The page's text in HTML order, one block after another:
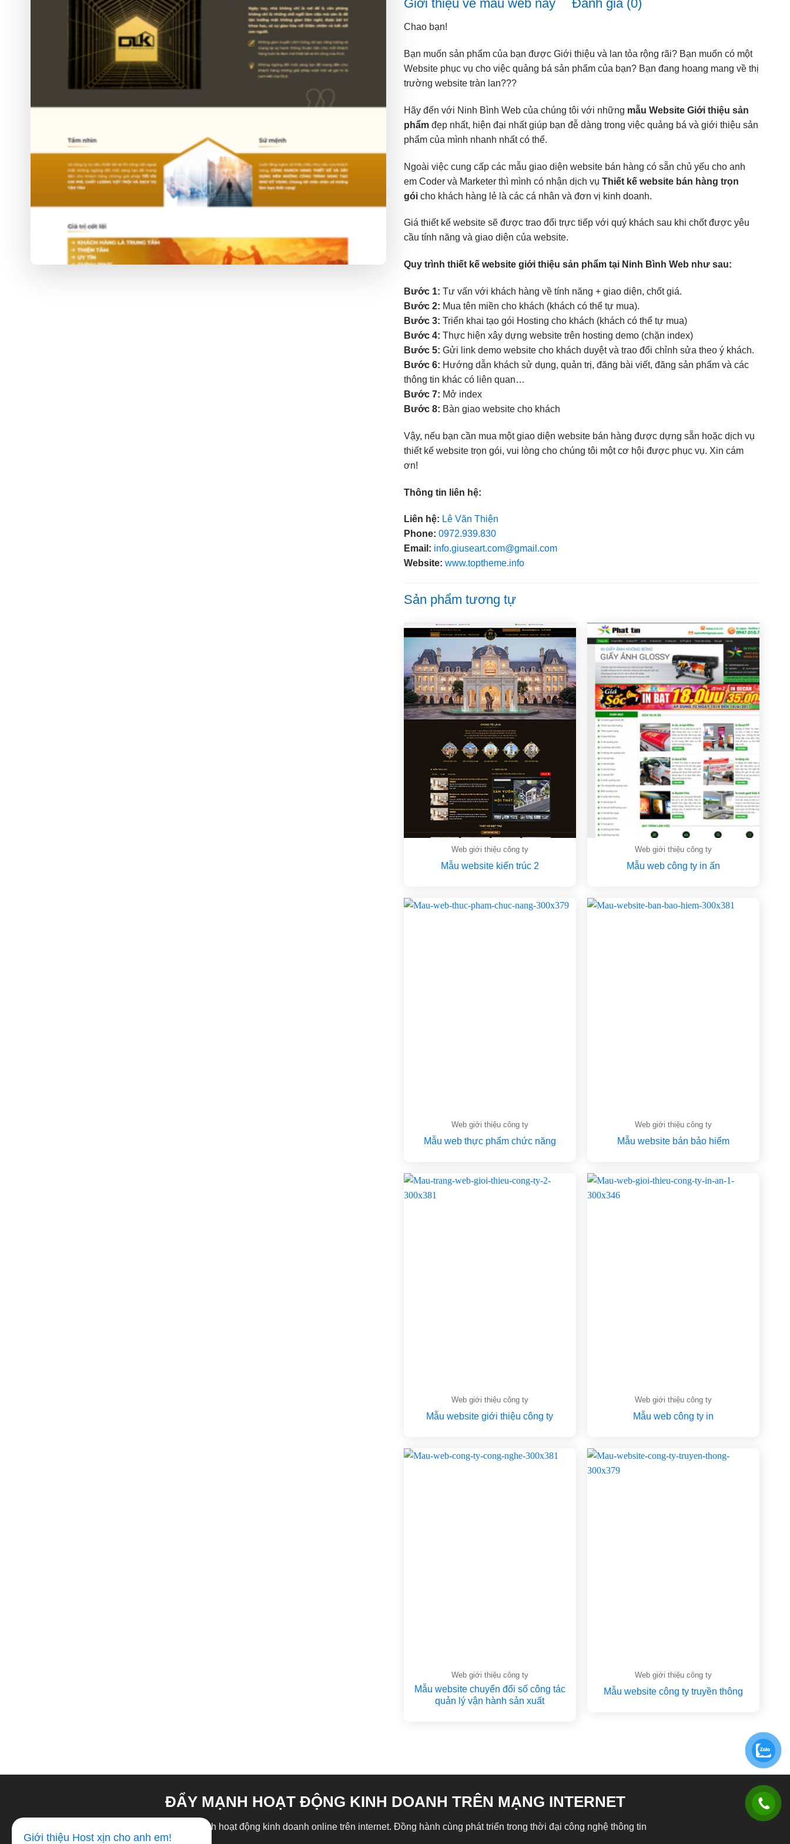
Giới thiệu về mẫu web này Đánh giá (0)
Chao bạn!
Bạn muốn sản phẩm của bạn được Giới thiệu và lan tỏa rộng rãi? Bạn muốn có một
Website phục vụ cho việc quảng bá sản phẩm của bạn? Bạn đang hoang mang về thị
trường website tràn lan???
Hãy đến với Ninh Bình Web của chúng tôi với những mẫu Website Giới thiệu sản
phẩm đẹp nhất, hiện đại nhất giúp bạn đễ dàng trong việc quảng bá và giới thiệu sản
phẩm của mình nhanh nhất có thể.
Ngoài việc cung cấp các mẫu giao diện website bán hàng có sẵn chủ yếu cho anh
em Coder và Marketer thì mình có nhận dịch vụ Thiết kế website bán hàng trọn
gói cho khách hàng lẻ là các cá nhân và đơn vị kinh doanh.
Giá thiết kế website sẽ được trao đổi trực tiếp với quý khách sau khi chốt được yêu
cầu tính năng và giao diện của website.
Quy trình thiết kế website giới thiệu sản phẩm tại Ninh Bình Web như sau:
Bước 1: Tư vấn với khách hàng về tính năng + giao diện, chốt giá.
Bước 2: Mua tên miền cho khách (khách có thể tự mua).
Bước 3: Triển khai tạo gói Hosting cho khách (khách có thể tự mua)
Bước 4: Thực hiện xây dựng website trên hosting demo (chặn index)
Bước 5: Gửi link demo website cho khách duyệt và trao đổi chỉnh sửa theo ý khách.
Bước 6: Hướng dẫn khách sử dụng, quản trị, đăng bài viết, đăng sản phẩm và các
thông tin khác có liên quan…
Bước 7: Mở index
Bước 8: Bàn giao website cho khách
Vậy, nếu bạn cần mua một giao diện website bán hàng được dựng sẵn hoặc dịch vụ
thiết kế website trọn gói, vui lòng cho chúng tôi một cơ hội được phục vụ. Xin cám
ơn!
Thông tin liên hệ:
Liên hệ: Lê Văn Thiện
Phone: 0972.939.830
Email: info.giuseart.com@gmail.com
Website: www.toptheme.info
Sản phẩm tương tự
Web giới thiệu công ty
Mẫu website kiến trúc 2
Web giới thiệu công ty
Mẫu web công ty in ấn
Web giới thiệu công ty
Mẫu web thực phẩm chức năng
Web giới thiệu công ty
Mẫu website bán bảo hiểm
Web giới thiệu công ty
Mẫu website giới thiệu công ty
Web giới thiệu công ty
Mẫu web công ty in
Web giới thiệu công ty
Mẫu website chuyển đổi số công tác
quản lý vận hành sản xuất
Web giới thiệu công ty
Mẫu website công ty truyền thông
ĐẨY MẠNH HOẠT ĐỘNG KINH DOANH TRÊN MẠNG INTERNET
Cơ hội đẩy mạnh hoạt động kinh doanh online trên internet. Đồng hành cùng phát triển trong thời đại công nghệ thông tin
Giới thiệu Host xịn cho anh em!